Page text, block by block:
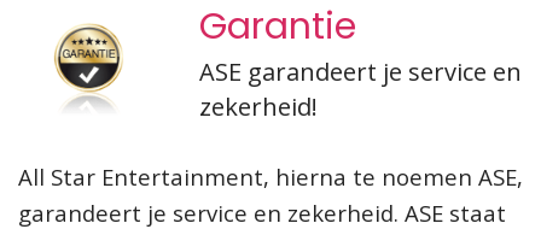
Garantie
ASE garandeert je service en
zekerheid!
All Star Entertainment, hierna te noemen ASE,
garandeert je service en zekerheid. ASE staat